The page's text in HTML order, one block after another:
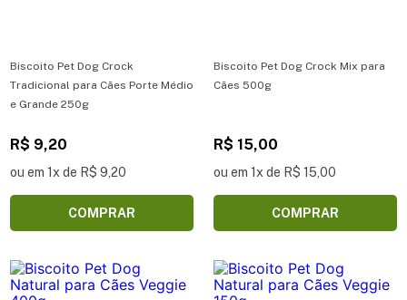
Biscoito Pet Dog Crock
Tradicional para Cães Porte Médio
e Grande 250g
R$ 9,20
ou em 1x de R$ 9,20
COMPRAR
Biscoito Pet Dog Crock Mix para
Cães 500g
R$ 15,00
ou em 1x de R$ 15,00
COMPRAR